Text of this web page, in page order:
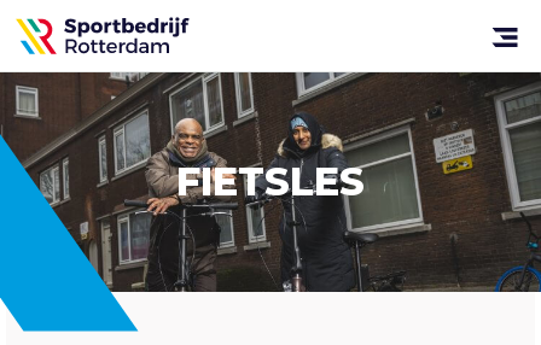
Open
menu
Sportbedrijf
Rotterdam
FIETSLES